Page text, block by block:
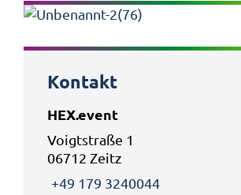
Kontakt
HEX.event
Voigtstraße 1
06712 Zeitz
+49 179 3240044